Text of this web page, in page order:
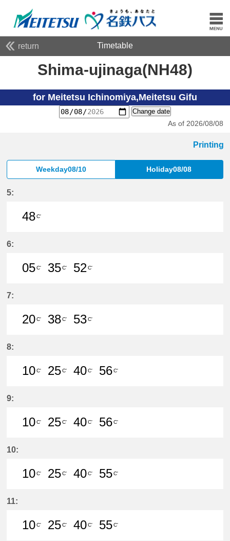
return Timetable
Shima-ujinaga(NH48)
for Meitetsu Ichinomiya,Meitetsu Gifu
Change date
As of 2026/08/08
Printing
Weekday08/10 Holiday08/08
5:
48C'
6:
05C'
35C'
52C'
7:
20C'
38C'
53C'
8:
10C'
25C'
40C'
56C'
9:
10C'
25C'
40C'
56C'
10:
10C'
25C'
40C'
55C'
11:
10C'
25C'
40C'
55C'